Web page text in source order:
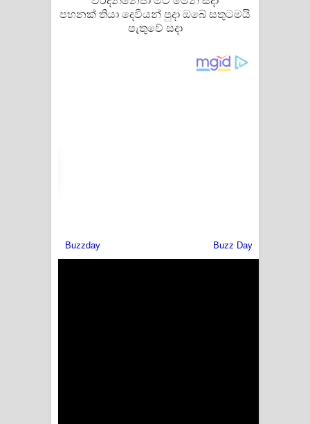
පෙළ
පහනක් තියා දෙවියන් පුදා ඔබේ සතුටමයි
පැතුවේ සදා